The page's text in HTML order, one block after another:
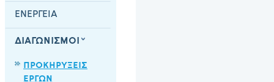
ΕΝΕΡΓΕΙΑ
ΔΙΑΓΩΝΙΣΜΟΙ
ΠΡΟΚΗΡΥΞΕΙΣ
ΕΡΓΩΝ